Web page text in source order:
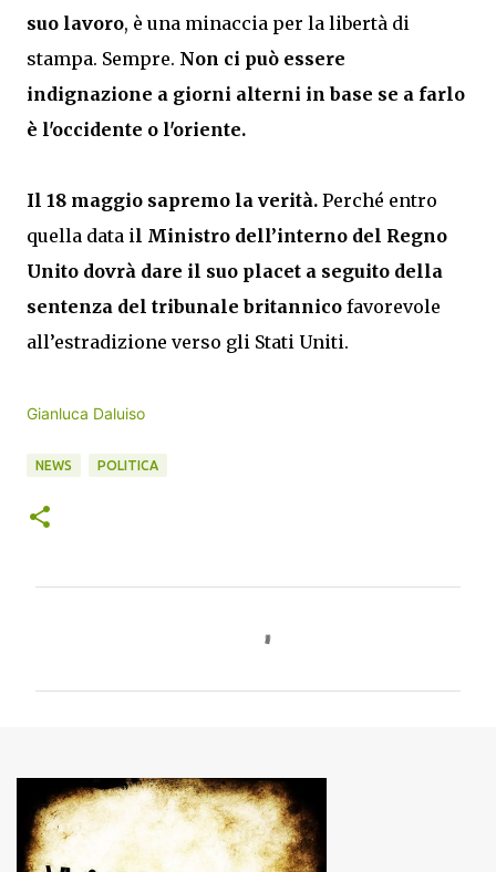
suo lavoro, è una minaccia per la libertà di
stampa. Sempre. Non ci può essere
indignazione a giorni alterni in base se a farlo
è l'occidente o l'oriente.
Il 18 maggio sapremo la verità. Perché entro
quella data il Ministro dell’interno del Regno
Unito dovrà dare il suo placet a seguito della
sentenza del tribunale britannico favorevole
all’estradizione verso gli Stati Uniti.
Gianluca Daluiso
NEWS POLITICA
n
t
i